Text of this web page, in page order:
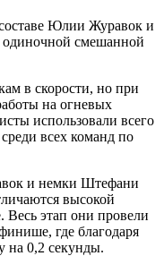
Юлии Журавок и
одиночной смешанной
в скорости, но при
на огневых
использовали всего
всех команд по
и немки Штефани
высокой
Весь этап они провели
где благодаря
на 0,2 секунды.